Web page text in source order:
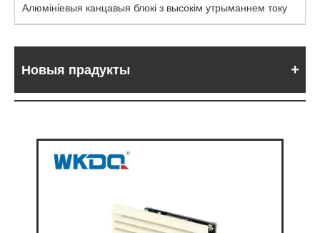
Алюмініевыя канцавыя блокі з высокім утрыманнем току
Новыя прадукты